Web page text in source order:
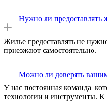
Нужно ли предоставлять
Жилье предоставлять не
приезжают самостоятельно.
Можно ли доверять
У нас постоянная команда,
технологии и инструменты.